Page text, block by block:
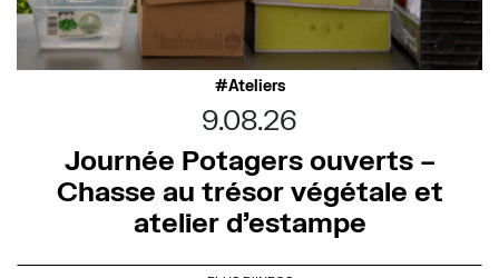
Ateliers
9.08.26
Journée Potagers ouverts –
Chasse au trésor végétale et
atelier d’estampe